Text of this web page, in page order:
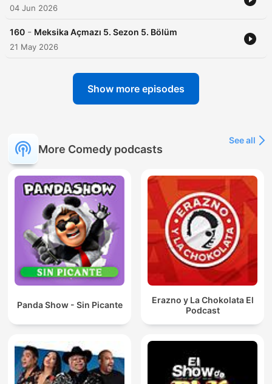
04 Jun 2026
160 - Meksika Açmazı 5. Sezon 5. Bölüm
21 May 2026
Show more episodes
More Comedy podcasts
See all
Panda Show - Sin Picante
Erazno y La Chokolata El
Podcast